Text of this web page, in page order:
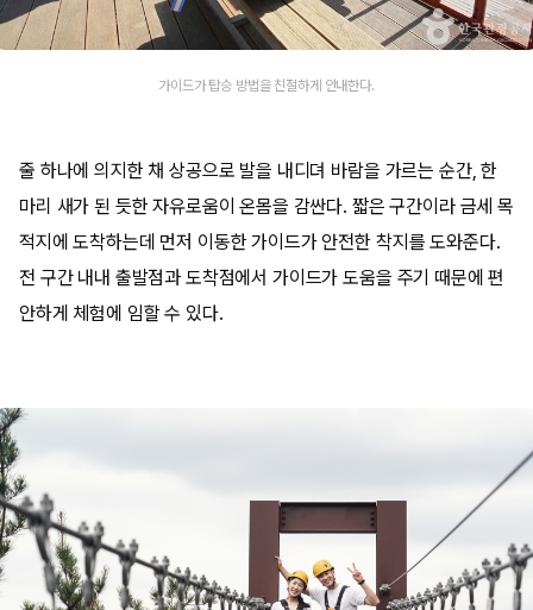
가이드가 탑승 방법을 친절하게 안내한다.
줄 하나에 의지한 채 상공으로 발을 내디뎌 바람을 가르는 순간, 한
마리 새가 된 듯한 자유로움이 온몸을 감싼다. 짧은 구간이라 금세 목
적지에 도착하는데 먼저 이동한 가이드가 안전한 착지를 도와준다.
전 구간 내내 출발점과 도착점에서 가이드가 도움을 주기 때문에 편
안하게 체험에 임할 수 있다.